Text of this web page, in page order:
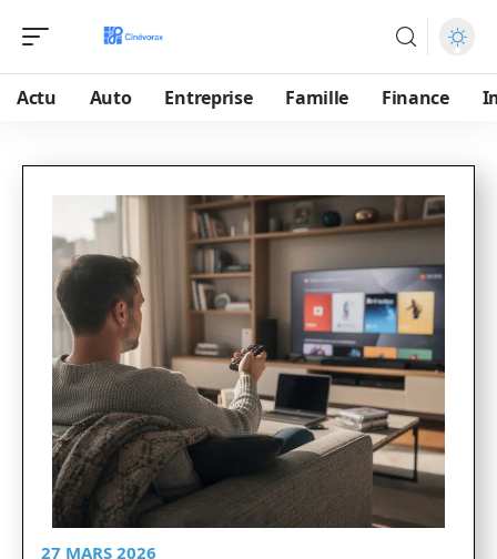
Actu Auto Entreprise Famille Finance
27 MARS 2026